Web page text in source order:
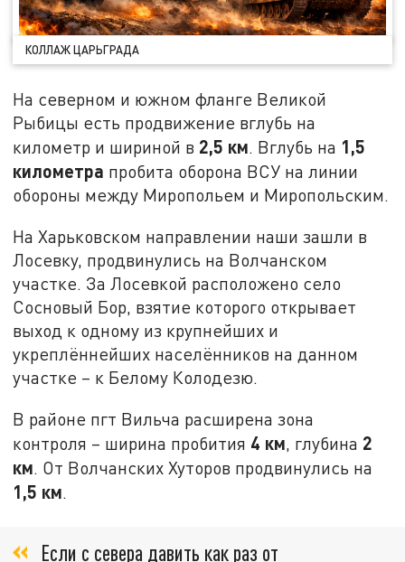
КОЛЛАЖ ЦАРЬГРАДА
На северном и южном фланге Великой
Рыбицы есть продвижение вглубь на
километр и шириной в 2,5 км. Вглубь на 1,5
километра пробита оборона ВСУ на линии
обороны между Миропольем и Миропольским.
На Харьковском направлении наши зашли в
Лосевку, продвинулись на Волчанском
участке. За Лосевкой расположено село
Сосновый Бор, взятие которого открывает
выход к одному из крупнейших и
укреплённейших населёнников на данном
участке – к Белому Колодезю.
В районе пгт Вильча расширена зона
контроля – ширина пробития 4 км, глубина 2
км. От Волчанских Хуторов продвинулись на
1,5 км.
Если с севера давить как раз от